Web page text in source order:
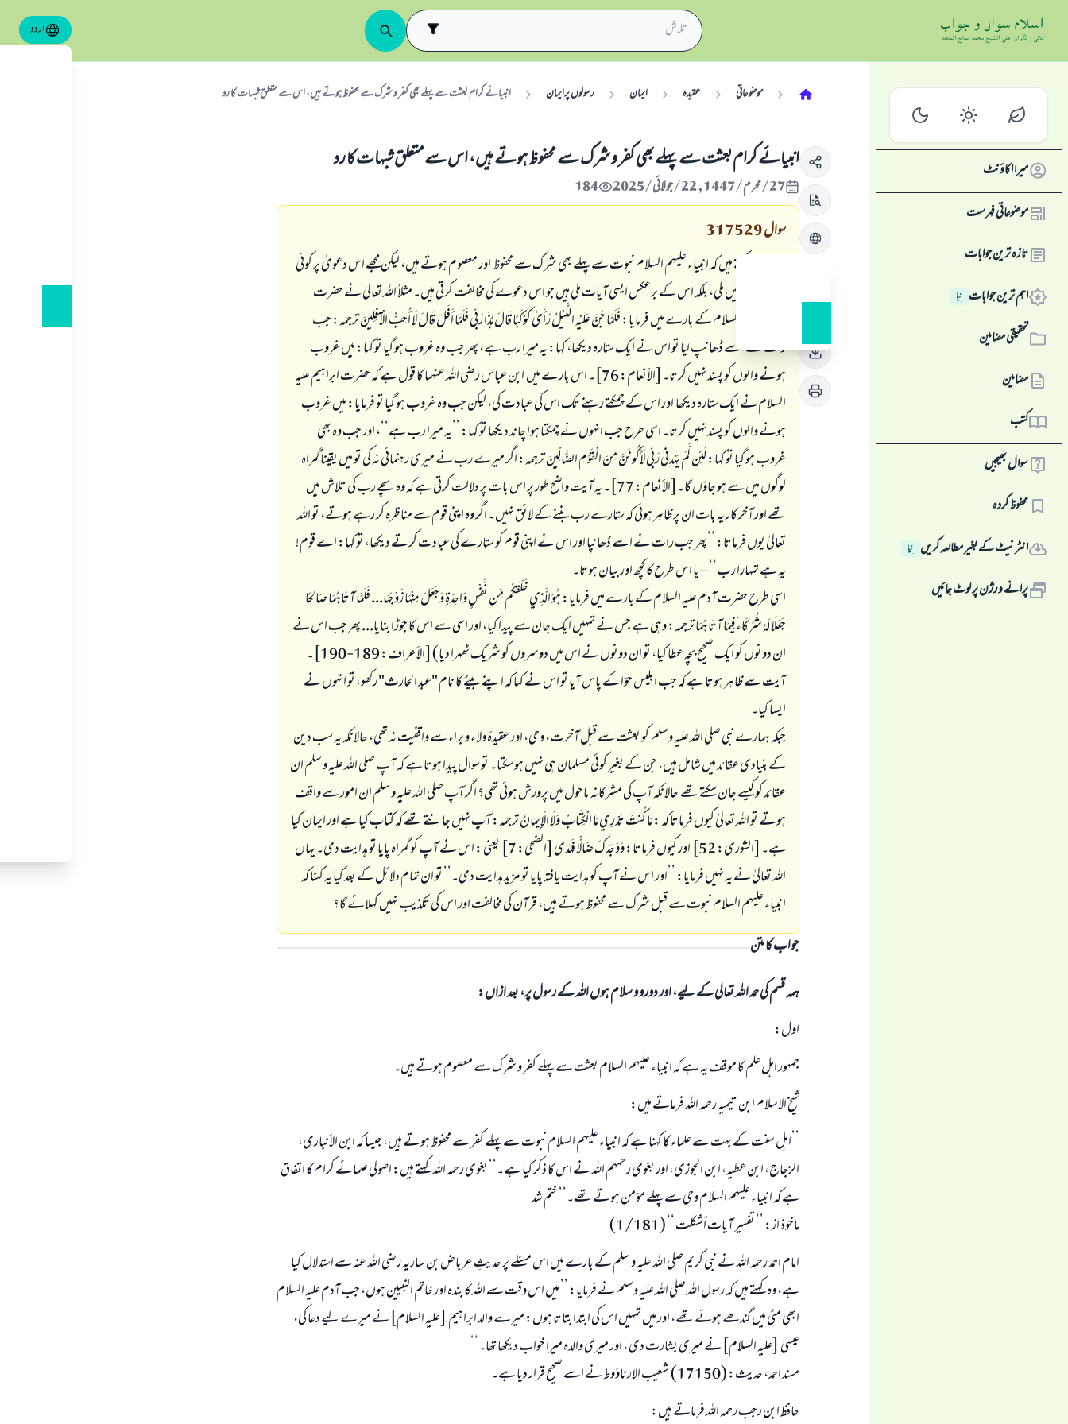
اردو
میرا اکاؤنٹ
موضوعاتی فہرست
تازہ ترین جوابات
اہم ترین جوابات نِیا
تحقیقی مضامین
مضامین
کتب
سوال بھیجیں
محفوظ کردہ
انٹرنیٹ کے بغیر مطالعہ کریں نِیا
پرانے ورژن پر لوٹ جائیں
موضوعاتی عقیدہ ایمان رسولوں پرایمان انبیائے کرام بعثت سے پہلے بھی کفر و شرک سے محفوظ ہوتے ہیں، اس سے متعلق شبہات کا رد
انبیائے کرام بعثت سے پہلے بھی کفر و شرک سے محفوظ ہوتے ہیں، اس سے متعلق شبہات کا رد
27/محرم/1447 , 22/جولائی/2025 184
سوال317529
ہم ہمیشہ کہتے ہیں کہ انبیاء علیہم السلام نبوت سے پہلے بھی شرک سے محفوظ اور معصوم ہوتے ہیں، لیکن مجھے اس دعویٰ پر کوئی
واضح دلیل نہیں ملی، بلکہ اس کے برعکس ایسی آیات ملی ہیں جو اس دعوے کی مخالفت کرتی ہیں۔ مثلاً اللہ تعالیٰ نے حضرت
ابراہیم علیہ السلام کے بارے میں فرمایا:فَلَمَّا جَنَّ عَلَيْهِ اللَّيْلُ رَأَىٰ كَوْكَبًا قَالَ هَٰذَا رَبِّي فَلَمَّا أَفَلَ قَالَ لَا أُحِبُّ الْآفِلِينَترجمہ: جب
رات نے اسے ڈھانپ لیا تو اس نے ایک ستارہ دیکھا، کہا: یہ میرا رب ہے، پھر جب وہ غروب ہو گیا تو کہا: میں غروب
ہونے والوں کو پسند نہیں کرتا۔[الأنعام: 76]۔ اس بارے میں ابن عباس رضی اللہ عنہما کا قول ہے کہ حضرت ابراہیم علیہ
السلام نے ایک ستارہ دیکھا اور اس کے چمکتے رہنے تک اس کی عبادت کی، لیکن جب وہ غروب ہو گیا تو فرمایا: میں غروب
ہونے والوں کو پسند نہیں کرتا۔ اسی طرح جب انہوں نے چمکتا ہوا چاند دیکھا تو کہا: ’’یہ میرا رب ہے‘‘، اور جب وہ بھی
غروب ہو گیا تو کہا:لَئِن لَّمْ يَهْدِنِي رَبِّي لَأَكُونَنَّ مِنَ الْقَوْمِ الضَّالِّينَترجمہ: اگر میرے رب نے میری رہنمائی نہ کی تو میں یقیناً گمراہ
لوگوں میں سے ہو جاؤں گا۔[الأنعام: 77]۔ یہ آیت واضح طور پر اس بات پر دلالت کرتی ہے کہ وہ سچے رب کی تلاش میں
تھے اور آخر کار یہ بات ان پر ظاہر ہوئی کہ ستارے رب بننے کے لائق نہیں۔ اگر وہ اپنی قوم سے مناظرہ کر رہے ہوتے، تو اللہ
تعالیٰ یوں فرماتا: ’’پھر جب رات نے اسے ڈھانپا اور اس نے اپنی قوم کو ستارے کی عبادت کرتے دیکھا، تو کہا: اے قوم!
یہ ہے تمہارا رب‘‘ – یا اس طرح کا کچھ اور بیان ہوتا۔
اسی طرح حضرت آدم علیہ السلام کے بارے میں فرمایا:هُوَ الَّذِي خَلَقَكُم مِّن نَّفْسٍ وَاحِدَةٍ وَجَعَلَ مِنْهَا زَوْجَهَا... فَلَمَّا آتَاهُمَا صَالِحًا
جَعَلَا لَهُ شُرَكَاءَ فِيمَا آتَاهُمَاترجمہ: وہی ہے جس نے تمہیں ایک جان سے پیدا کیا، اور اسی سے اس کا جوڑا بنایا... پھر جب اس نے
ان دونوں کو ایک صحیح بچہ عطا کیا، تو ان دونوں نے اس میں دوسروں کو شریک ٹھہرا دیا) [الأعراف: 189-190]۔
آیت سے ظاہر ہوتا ہے کہ جب ابلیس حوّا کے پاس آیا تو اس نے کہا کہ اپنے بیٹے کا نام "عبد الحارث" رکھو، تو انہوں نے
ایسا کیا۔
جبکہ ہمارے نبی صلی اللہ علیہ وسلم کو بعثت سے قبل آخرت، وحی، اور عقیدۂ ولاء و براء سے واقفیت نہ تھی، حالانکہ یہ سب دین
کے بنیادی عقائد میں شامل ہیں، جن کے بغیر کوئی مسلمان ہی نہیں ہو سکتا۔ تو سوال پیدا ہوتا ہے کہ آپ صلی اللہ علیہ و سلم ان
عقائد کو کیسے جان سکتے تھے حالانکہ آپ کی مشرکانہ ماحول میں پرورش ہوئی تھی؟ اگر آپ صلی اللہ علیہ و سلم ان امور سے واقف
ہوتے تو اللہ تعالیٰ کیوں فرماتا کہ :مَا كُنتَ تَدْرِي مَا الْكِتَابُ وَلَا الْإِيمَانُترجمہ: آپ نہیں جانتے تھے کہ کتاب کیا ہے اور ایمان کیا
ہے۔ [الشورى: 52] اور کیوں فرماتا:
وَوَجَدَكَ ضَالًّا فَهَدَى
[الضحى: 7] یعنی : اس نے آپ کو گمراہ پایا تو ہدایت دی۔ یہاں
اللہ تعالیٰ نے یہ نہیں فرمایا: ’’اور اس نے آپ کو ہدایت یافتہ پایا تو مزید ہدایت دی۔‘‘ تو ان تمام دلائل کے بعد کیا یہ کہنا کہ
انبیاء علیہم السلام نبوت سے قبل شرک سے محفوظ ہوتے ہیں، قرآن کی مخالفت اور اس کی تکذیب نہیں کہلائے گا؟
جواب کا متن
ہمہ قسم کی حمد اللہ تعالی کے لیے، اور دورو و سلام ہوں اللہ کے رسول پر، بعد ازاں:
اول:
جمہور اہل علم کا موقف یہ ہے کہ انبیاء علیہم السلام بعثت سے پہلے کفر و شرک سے معصوم ہوتے ہیں۔
شیخ الاسلام ابن تیمیہ رحمہ اللہ فرماتے ہیں:
’’اہل سنت کے بہت سے علماء کا کہنا ہے کہ انبیاء علیہم السلام نبوت سے پہلے کفر سے محفوظ ہوتے ہیں، جیسا کہ ابن الأنباری،
الزجاج، ابن عطیہ، ابن الجوزی، اور بغوی رحمہم اللہ نے اس کا ذکر کیا ہے۔‘‘ بغوی رحمہ اللہ کہتے ہیں: اصولی علمائے کرام کا اتفاق
ہے کہ انبیاء علیہم السلام وحی سے پہلے مؤمن ہوتے تھے۔‘‘ ختم شد
ماخوذ از: ’’ تفسیر آیات أشكلت ‘‘ (1/181)
امام احمد رحمہ اللہ نے نبی کریم صلی اللہ علیہ و سلم کے بارے میں اس مسئلے پر حدیثِ عرباض بن ساریہ رضی اللہ عنہ سے استدلال کیا
ہے، وہ کہتے ہیں کہ رسول اللہ صلی اللہ علیہ وسلم نے فرمایا: ’’ میں اس وقت سے اللہ کا بندہ اور خاتم النبیین ہوں، جب آدم علیہ السلام
ابھی مٹی میں گندھے ہوئے تھے، اور میں تمہیں اس کی ابتدا بتاتا ہوں: میرے والد ابراہیم [علیہ السلام] نے میرے لیے دعا کی،
عیسیٰ [علیہ السلام] نے میری بشارت دی ، اور میری والدہ میرا خواب دیکھا تھا۔‘‘
مسند احمد، حدیث: (17150) شعیب الارناؤوط نے اسے صحیح قرار دیا ہے۔
حافظ ابن رجب رحمہ اللہ فرماتے ہیں: